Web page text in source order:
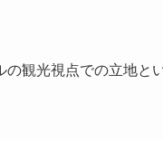
の観光視点での立地